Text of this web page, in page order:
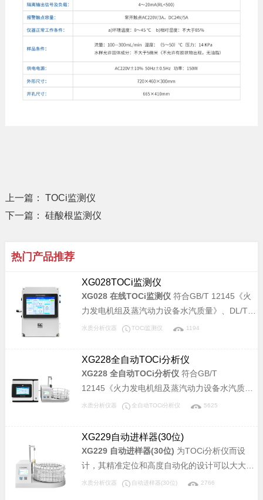
上一篇：
TOCi监测仪
下一篇：
硅酸根监测仪
热门产品推荐
XG028TOCi监测仪
XG028 在线TOCi监测仪符合GB/T 12145《火
力发电机组及蒸汽动力设备水汽质量》、DL/T
1358《火力发电厂水汽分析方法 总有机碳的测
碳离子（TOCi）含量的检测，可以检测TOCi浓
度从0µg/L～1000.0µg/L的水样，仪器具有高灵
敏度、高分析精度、良好的稳定性和重复性等优
水质分析仪器 TOCi监测仪 1194
XG228全自动TOCi分析仪
XG228 全自动TOCi分析仪符合GB/T
12145《火力发电机组及蒸汽动力设备水汽质
量》、DL/T 1358《火力发电厂水汽分析方法 总
总有机碳离子（TOCi）含量的检测，可以检测
TOCi浓度从0µg/L～1500.0µg/L的水样，仪器具
有高灵敏度、高分析精度、良好的稳定性和重复
水质分析仪器 全自动TOCi分析仪 5625
XG229自动进样器(30位)
XG229 自动进样器(30位) 为TOCi分析仪而设
计，其精准定位和高度自动化的设计可以大大缩
减检测的人工介入，提高工作效率。
水质分析仪器 自动进样器(30位) 2766